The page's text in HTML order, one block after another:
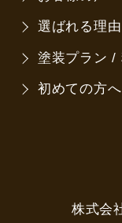
選ばれる理由
塗装プラン /
初めての方へ
株式会